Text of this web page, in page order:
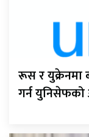
रूस र युक्रेनमा
गर्न युनिसेफको